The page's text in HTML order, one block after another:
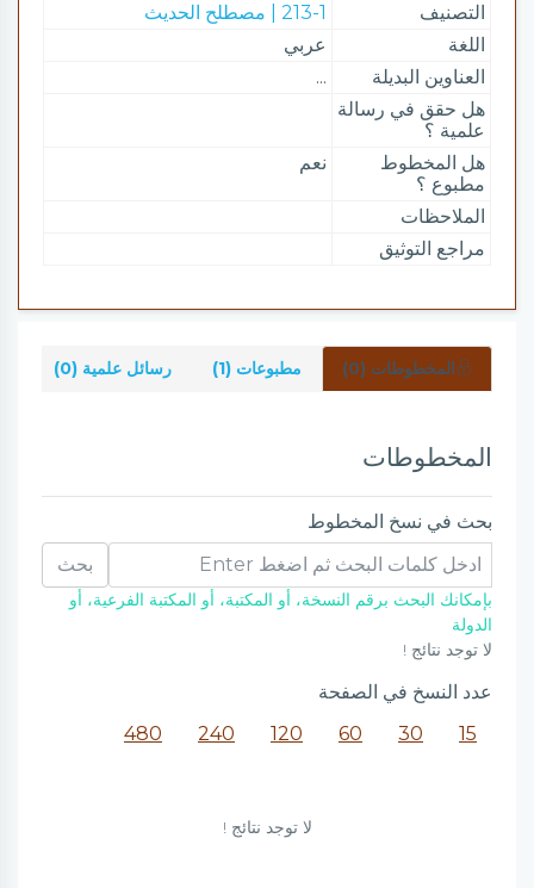
التصنيف
213-1 | مصطلح الحديث
اللغة
عربي
العناوين البديلة
...
هل حقق في رسالة
علمية ؟
هل المخطوط
مطبوع ؟
نعم
الملاحظات
مراجع التوثيق
المخطوطات (0) مطبوعات (1) رسائل علمية (0)
المخطوطات
بحث في نسخ المخطوط
بحث
بإمكانك البحث برقم النسخة، أو المكتبة، أو المكتبة الفرعية، أو
الدولة
لا توجد نتائج !
عدد النسخ في الصفحة
15
30
60
120
240
480
لا توجد نتائج !